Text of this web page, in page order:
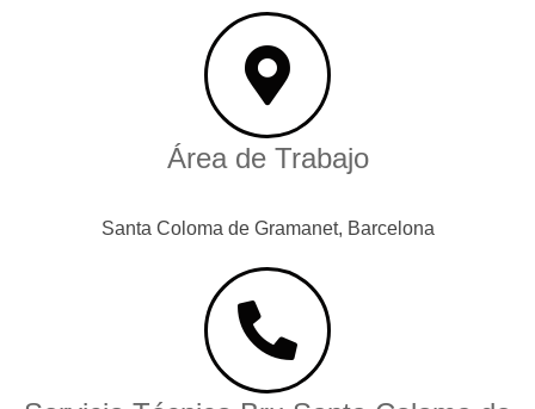
Área de Trabajo
Santa Coloma de Gramanet, Barcelona